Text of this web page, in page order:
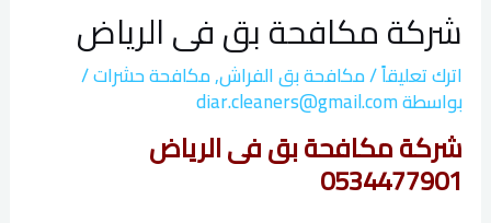
شركة مكافحة بق فى الرياض
اترك تعليقاً/مكافحة بق الفراش,مكافحة حشرات/
بواسطةdiar.cleaners@gmail.com
شركة مكافحة بق فى الرياض
0534477901